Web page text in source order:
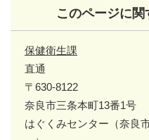
このページに
保健衛生課
直通
〒630-8122
奈良市三条本町13番1号
はぐくみセンター（奈良